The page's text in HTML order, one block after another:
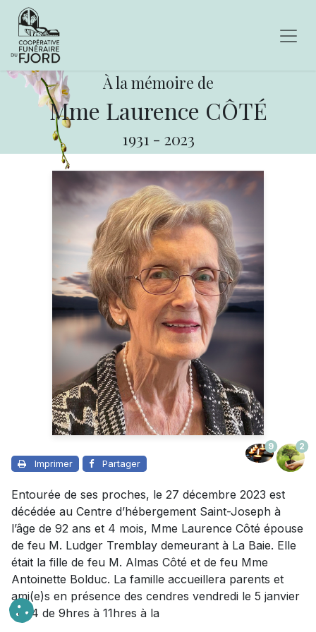
À la mémoire de
Mme Laurence CÔTÉ
1931 - 2023
Imprimer Partager
9 2
Entourée de ses proches, le 27 décembre 2023 est
décédée au Centre d’hébergement Saint-Joseph à
l’âge de 92 ans et 4 mois, Mme Laurence Côté épouse
de feu M. Ludger Tremblay demeurant à La Baie. Elle
était la fille de feu M. Almas Côté et de feu Mme
Antoinette Bolduc. La famille accueillera parents et
ami(e)s en présence des cendres vendredi le 5 janvier
2024 de 9hres à 11hres à la